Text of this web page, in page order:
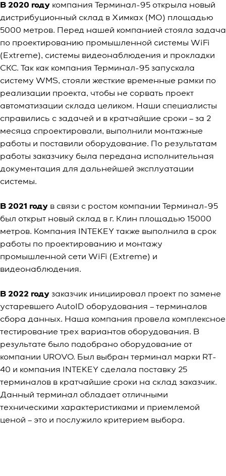
В 2020 году компания Терминал-95 открыла новый
дистрибуционный склад в Химках (МО) площадью
5000 метров. Перед нашей компанией стояла задача
по проектированию промышленной системы WiFi
(Extreme), системы видеонаблюдения и прокладки
СКС. Так как компания Терминал-95 запускала
систему WMS, стояли жесткие временные рамки по
реализации проекта, чтобы не сорвать проект
автоматизации склада целиком. Наши специалисты
справились с задачей и в кратчайшие сроки – за 2
месяца спроектировали, выполнили монтажные
работы и поставили оборудование. По результатам
работы заказчику была передана исполнительная
документация для дальнейшей эксплуатации
системы.
В 2021 году в связи с ростом компании Терминал-95
был открыт новый склад в г. Клин площадью 15000
метров. Компания INTEKEY также выполнила в срок
работы по проектированию и монтажу
промышленной сети WiFi (Extreme) и
видеонаблюдения.
В 2022 году заказчик инициировал проект по замене
устаревшего AutoID оборудования – терминалов
сбора данных. Наша компания провела комплексное
тестирование трех вариантов оборудования. В
результате было подобрано оборудование от
компании UROVO. Был выбран терминал марки RT-
40 и компания INTEKEY сделала поставку 25
терминалов в кратчайшие сроки на склад заказчик.
Данный терминал обладает отличными
техническими характеристиками и приемлемой
ценой – это и послужило критерием выбора.